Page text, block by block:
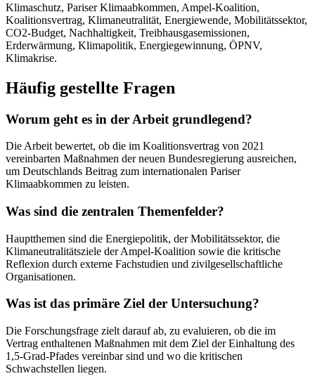
Klimaschutz, Pariser Klimaabkommen, Ampel-Koalition,
Koalitionsvertrag, Klimaneutralität, Energiewende, Mobilitätssektor,
CO2-Budget, Nachhaltigkeit, Treibhausgasemissionen,
Erderwärmung, Klimapolitik, Energiegewinnung, ÖPNV,
Klimakrise.
Häufig gestellte Fragen
Worum geht es in der Arbeit grundlegend?
Die Arbeit bewertet, ob die im Koalitionsvertrag von 2021
vereinbarten Maßnahmen der neuen Bundesregierung ausreichen,
um Deutschlands Beitrag zum internationalen Pariser
Klimaabkommen zu leisten.
Was sind die zentralen Themenfelder?
Hauptthemen sind die Energiepolitik, der Mobilitätssektor, die
Klimaneutralitätsziele der Ampel-Koalition sowie die kritische
Reflexion durch externe Fachstudien und zivilgesellschaftliche
Organisationen.
Was ist das primäre Ziel der Untersuchung?
Die Forschungsfrage zielt darauf ab, zu evaluieren, ob die im
Vertrag enthaltenen Maßnahmen mit dem Ziel der Einhaltung des
1,5-Grad-Pfades vereinbar sind und wo die kritischen
Schwachstellen liegen.